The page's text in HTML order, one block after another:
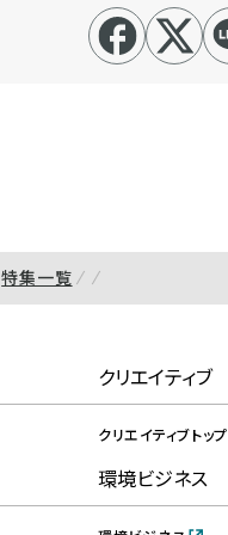
特集一覧
クリエイティブ
クリエイティブトップ
環境ビジネス